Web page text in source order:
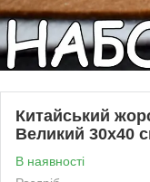
Китайський
Великий 30х40
В наявності